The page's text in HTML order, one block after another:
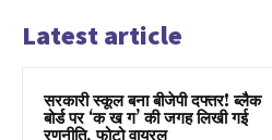
Latest article
सरकारी स्कूल बना बीजेपी दफ्तर! ब्लैक
बोर्ड पर ‘क ख ग’ की जगह लिखी गई